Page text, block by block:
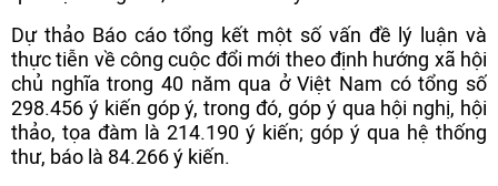
Dự thảo Báo cáo tổng kết một số vấn đề lý luận và
thực tiễn về công cuộc đổi mới theo định hướng xã hội
chủ nghĩa trong 40 năm qua ở Việt Nam có tổng số
298.456 ý kiến góp ý, trong đó, góp ý qua hội nghị, hội
thảo, tọa đàm là 214.190 ý kiến; góp ý qua hệ thống
thư, báo là 84.266 ý kiến.